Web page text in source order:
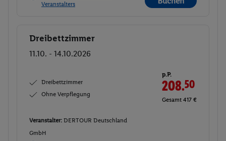
Veranstalters
Buchen
Dreibettzimmer
11.10. - 14.10.2026
Dreibettzimmer
Ohne Verpflegung
p.P.
208.50
Gesamt 417 €
Veranstalter: DERTOUR Deutschland
GmbH